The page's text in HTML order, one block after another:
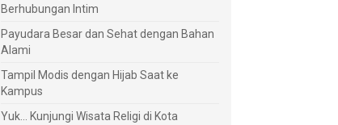
Berhubungan Intim
Payudara Besar dan Sehat dengan Bahan
Alami
Tampil Modis dengan Hijab Saat ke
Kampus
Yuk... Kunjungi Wisata Religi di Kota